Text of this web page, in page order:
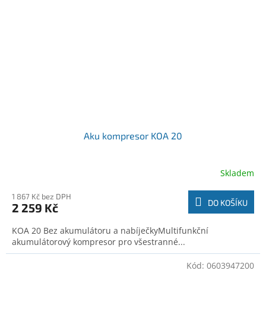
Aku kompresor KOA 20
Skladem
1 867 Kč bez DPH
2 259 Kč DO KOŠÍKU
KOA 20 Bez akumulátoru a nabíječkyMultifunkční
akumulátorový kompresor pro všestranné...
Kód: 0603947200